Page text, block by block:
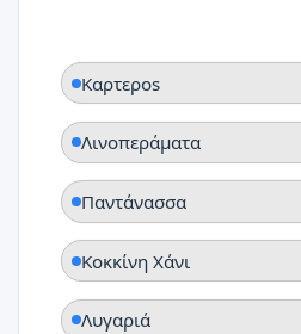
Καρτεροs
Λινοπεράματα
Παντάνασσα
Κοκκίνη Χάνι
Λυγαριά